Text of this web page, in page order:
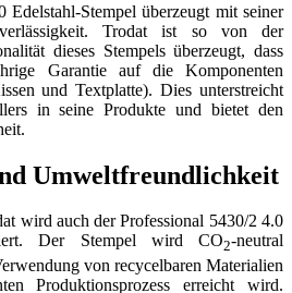
Edelstahl-Stempel überzeugt mit seiner
Trodat ist so von der
dieses Stempels überzeugt, dass
Garantie auf die Komponenten
und Textplatte). Dies unterstreicht
in seine Produkte und bietet den
Umweltfreundlichkeit
wird auch der Professional 5430/2 4.0
Der Stempel wird CO2-neutral
von recycelbaren Materialien
Produktionsprozess erreicht wird.